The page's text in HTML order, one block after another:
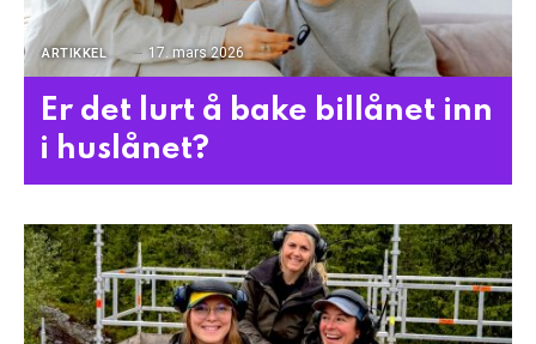
ARTIKKEL 17. mars 2026
Er det lurt å bake billånet inn
i huslånet?